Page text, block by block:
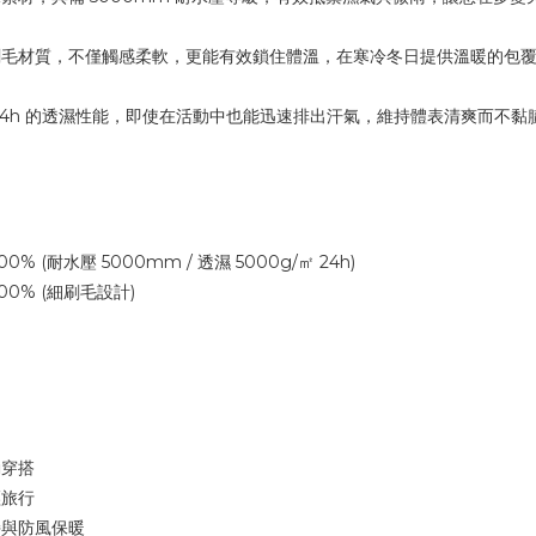
材質，不僅觸感柔軟，更能有效鎖住體溫，在寒冷冬日提供溫暖的包覆
的透濕性能，即使在活動中也能迅速排出汗氣，維持體表清爽而不黏
(耐水壓 5000mm / 透濕 5000g/㎡ 24h)
(細刷毛設計)
搭
行
防風保暖